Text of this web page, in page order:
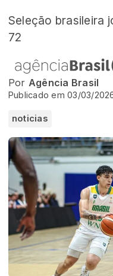
Seleção brasileira
72
Por Agência Brasil
Publicado em 03/03/2026
noticias